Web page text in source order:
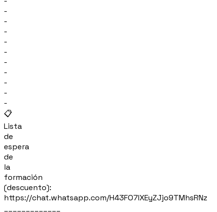
-
-
-
-
-
-
-
-
-
-
📋
Lista
de
espera
de
la
formación
(descuento):
https://chat.whatsapp.com/H43FO7IXEyZJjo9TMhsRNz